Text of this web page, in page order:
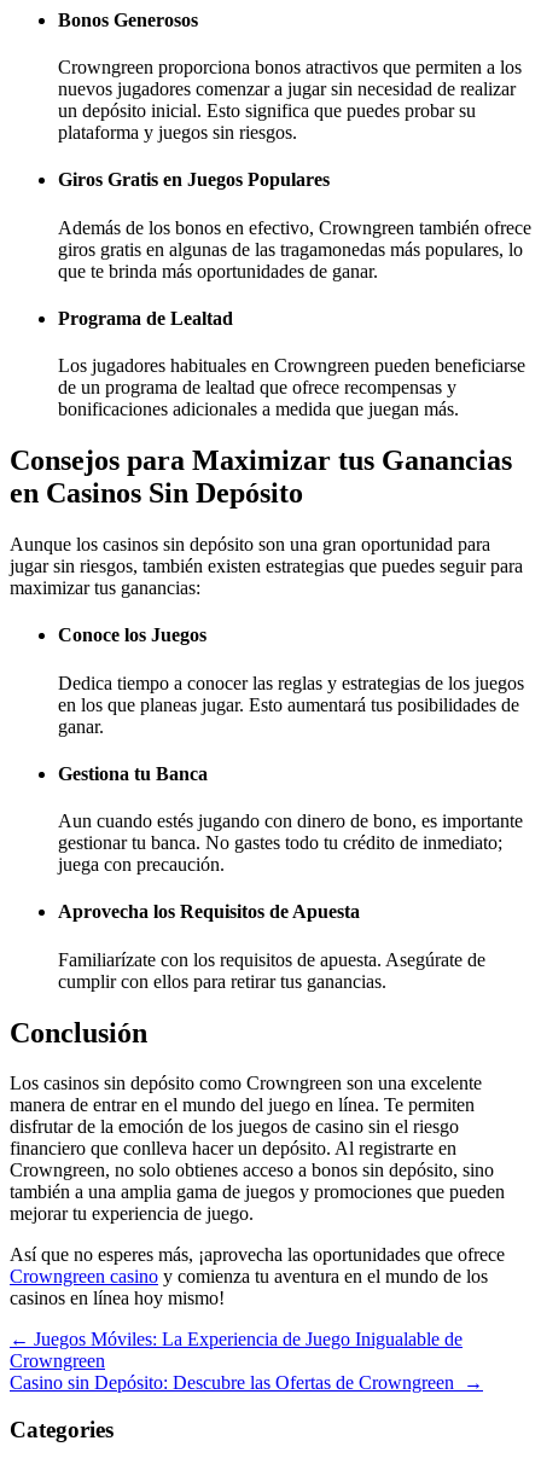
Bonos Generosos
Crowngreen proporciona bonos atractivos que permiten a los
nuevos jugadores comenzar a jugar sin necesidad de realizar
un depósito inicial. Esto significa que puedes probar su
plataforma y juegos sin riesgos.
Giros Gratis en Juegos Populares
Además de los bonos en efectivo, Crowngreen también ofrece
giros gratis en algunas de las tragamonedas más populares, lo
que te brinda más oportunidades de ganar.
Programa de Lealtad
Los jugadores habituales en Crowngreen pueden beneficiarse
de un programa de lealtad que ofrece recompensas y
bonificaciones adicionales a medida que juegan más.
Consejos para Maximizar tus Ganancias
en Casinos Sin Depósito
Aunque los casinos sin depósito son una gran oportunidad para
jugar sin riesgos, también existen estrategias que puedes seguir para
maximizar tus ganancias:
Conoce los Juegos
Dedica tiempo a conocer las reglas y estrategias de los juegos
en los que planeas jugar. Esto aumentará tus posibilidades de
ganar.
Gestiona tu Banca
Aun cuando estés jugando con dinero de bono, es importante
gestionar tu banca. No gastes todo tu crédito de inmediato;
juega con precaución.
Aprovecha los Requisitos de Apuesta
Familiarízate con los requisitos de apuesta. Asegúrate de
cumplir con ellos para retirar tus ganancias.
Conclusión
Los casinos sin depósito como Crowngreen son una excelente
manera de entrar en el mundo del juego en línea. Te permiten
disfrutar de la emoción de los juegos de casino sin el riesgo
financiero que conlleva hacer un depósito. Al registrarte en
Crowngreen, no solo obtienes acceso a bonos sin depósito, sino
también a una amplia gama de juegos y promociones que pueden
mejorar tu experiencia de juego.
Así que no esperes más, ¡aprovecha las oportunidades que ofrece
Crowngreen casino y comienza tu aventura en el mundo de los
casinos en línea hoy mismo!
Navegación
de
← Juegos Móviles: La Experiencia de Juego Inigualable de
Crowngreen
Casino sin Depósito: Descubre las Ofertas de Crowngreen
→
Categories